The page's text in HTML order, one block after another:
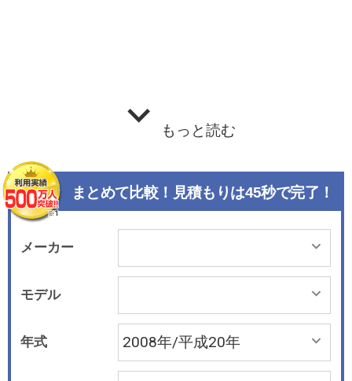
もっと読む
まとめて比較！見積もりは45秒で完了！
メーカー
モデル
年式